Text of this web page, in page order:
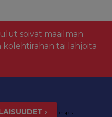
soivat maailman
kolehtirahan tai lahjoita
› inspis